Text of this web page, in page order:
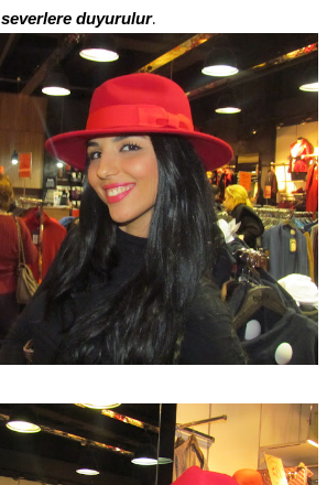
severlere duyurulur.